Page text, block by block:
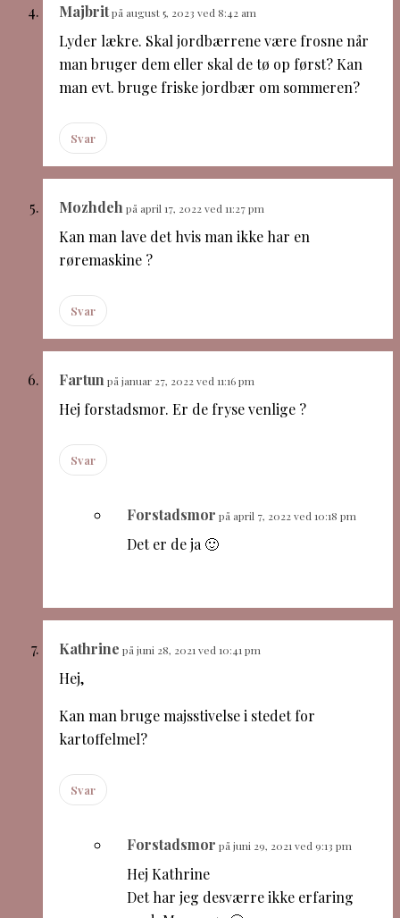
Majbritpå august 5, 2023 ved 8:42 am
Lyder lækre. Skal jordbærrene være frosne når
man bruger dem eller skal de tø op først? Kan
man evt. bruge friske jordbær om sommeren?
Svar
Mozhdeh på april 17, 2022 ved 11:27 pm
Kan man lave det hvis man ikke har en
røremaskine ?
Svar
Fartun på januar 27, 2022 ved 11:16 pm
Hej forstadsmor. Er de fryse venlige ?
Svar
Forstadsmor på april 7, 2022 ved 10:18 pm
Det er de ja 🙂
Kathrine på juni 28, 2021 ved 10:41 pm
Hej,
Kan man bruge majsstivelse i stedet for
kartoffelmel?
Svar
Forstadsmor på juni 29, 2021 ved 9:13 pm
Hej Kathrine
Det har jeg desværre ikke erfaring